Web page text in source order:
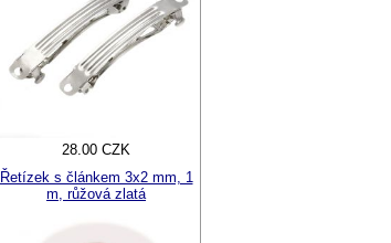
28.00 CZK
Řetízek s článkem 3x2 mm, 1
m, růžová zlatá